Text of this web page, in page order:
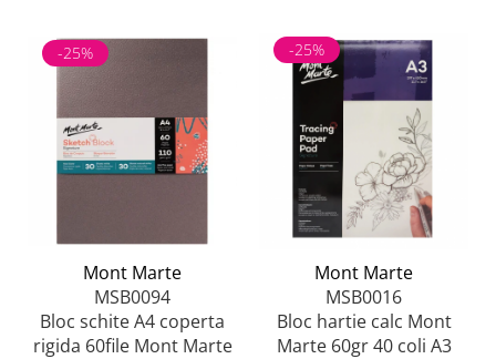
-25%
Mont Marte
MSB0094
Bloc schite A4 coperta
rigida 60file Mont Marte
-25%
Mont Marte
MSB0016
Bloc hartie calc Mont
Marte 60gr 40 coli A3